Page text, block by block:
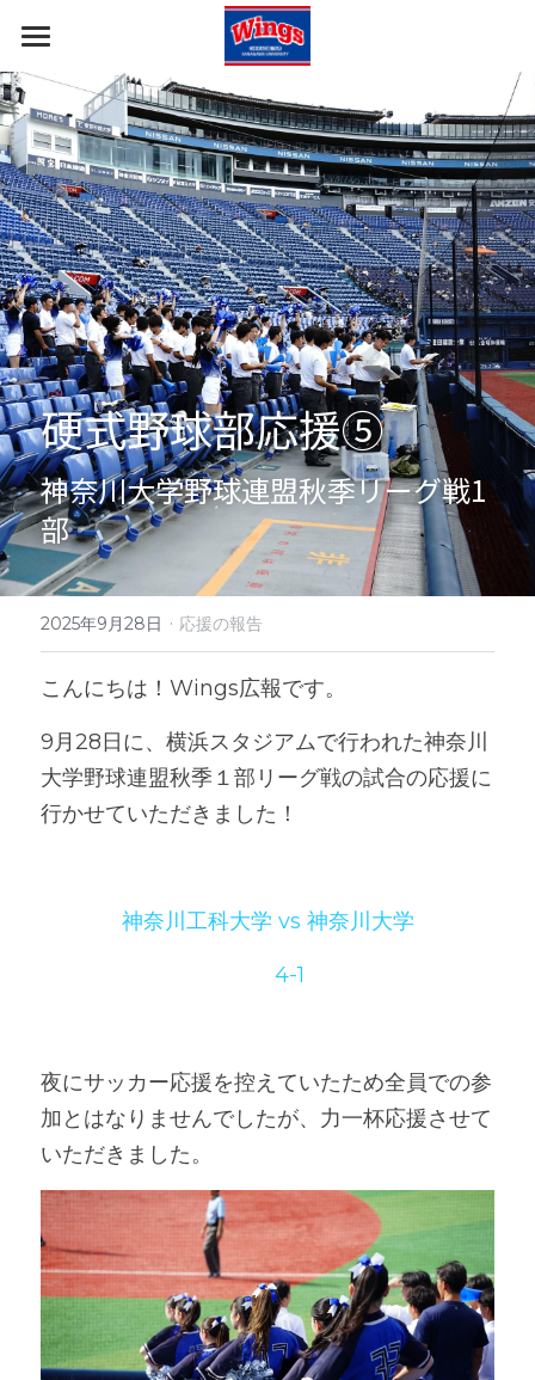
ホーム
報告・挨拶
すべてのカテゴリ
応援の報告
イベント出演の報告
ご挨拶
部員・コーチ
部の概要
ギャラリー
硬式野球部応援⑤
神奈川大学野球連盟秋季リーグ戦1
部
2025年9月28日 · 応援の報告
こんにちは！Wings広報です。
9月28日に、横浜スタジアムで行われた神奈川
大学野球連盟秋季１部リーグ戦の試合の応援に
行かせていただきました！
神奈川工科大学 vs 神奈川大学
4-1
夜にサッカー応援を控えていたため全員での参
加とはなりませんでしたが、力一杯応援させて
いただきました。